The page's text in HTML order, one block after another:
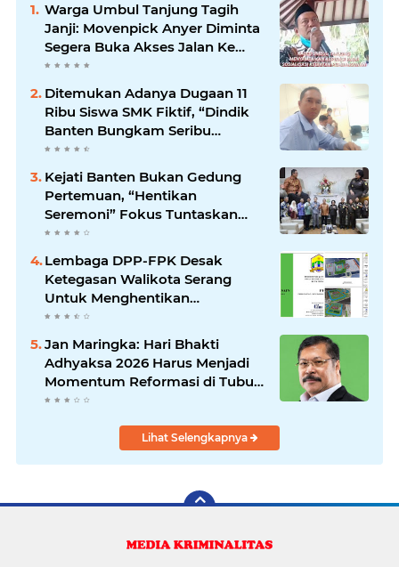
Warga Umbul Tanjung Tagih
Janji: Movenpick Anyer Diminta
Segera Buka Akses Jalan Ke
Pantai
Ditemukan Adanya Dugaan 11
Ribu Siswa SMK Fiktif, “Dindik
Banten Bungkam Seribu
Bahasa”
Kejati Banten Bukan Gedung
Pertemuan, “Hentikan
Seremoni” Fokus Tuntaskan
Korupsi!
Lembaga DPP-FPK Desak
Ketegasan Walikota Serang
Untuk Menghentikan
Sementara Revitalisasi Alun-
Jan Maringka: Hari Bhakti
Adhyaksa 2026 Harus Menjadi
Momentum Reformasi di Tubuh
Kejaksaan
Lihat Selengkapnya